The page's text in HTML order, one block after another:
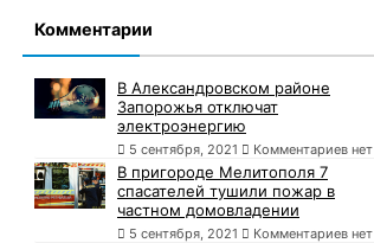
Комментарии
В Александровском районе
Запорожья отключат
электроэнергию
5 сентября, 2021 Комментариев нет
В пригороде Мелитополя 7
спасателей тушили пожар в
частном домовладении
5 сентября, 2021 Комментариев нет